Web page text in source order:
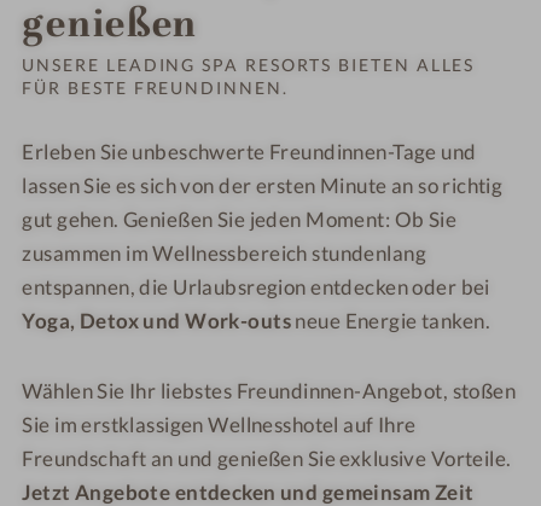
genießen
UNSERE LEADING SPA RESORTS BIETEN ALLES
FÜR BESTE FREUNDINNEN.
Erleben Sie unbeschwerte Freundinnen-Tage und
lassen Sie es sich von der ersten Minute an so richtig
gut gehen. Genießen Sie jeden Moment: Ob Sie
zusammen im Wellnessbereich stundenlang
entspannen, die Urlaubsregion entdecken oder bei
Yoga, Detox und Work-outsneue Energie tanken.
Wählen Sie Ihr liebstes Freundinnen-Angebot, stoßen
Sie im erstklassigen Wellnesshotel auf Ihre
Freundschaft an und genießen Sie exklusive Vorteile.
Jetzt Angebote entdecken und gemeinsam Zeit